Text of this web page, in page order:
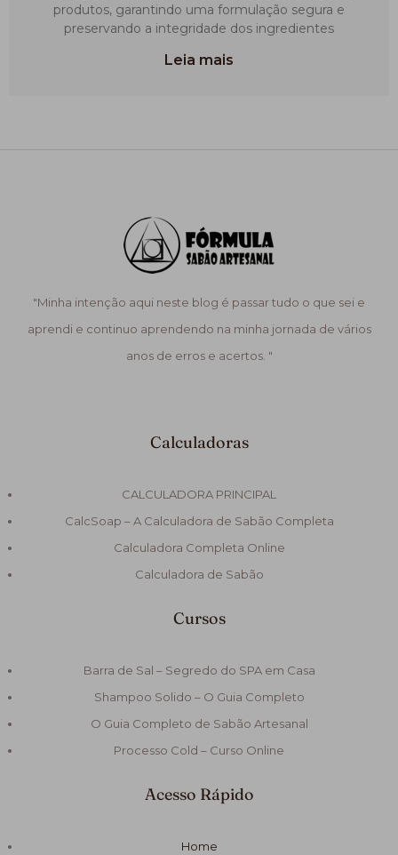
produtos, garantindo uma formulação segura e
preservando a integridade dos ingredientes
Leia mais
"Minha intenção aqui neste blog é passar tudo o que sei e
aprendi e continuo aprendendo na minha jornada de vários
anos de erros e acertos. "
Calculadoras
CALCULADORA PRINCIPAL
CalcSoap – A Calculadora de Sabão Completa
Calculadora Completa Online
Calculadora de Sabão
Cursos
Barra de Sal – Segredo do SPA em Casa
Shampoo Solido – O Guia Completo
O Guia Completo de Sabão Artesanal
Processo Cold – Curso Online
Acesso Rápido
Home